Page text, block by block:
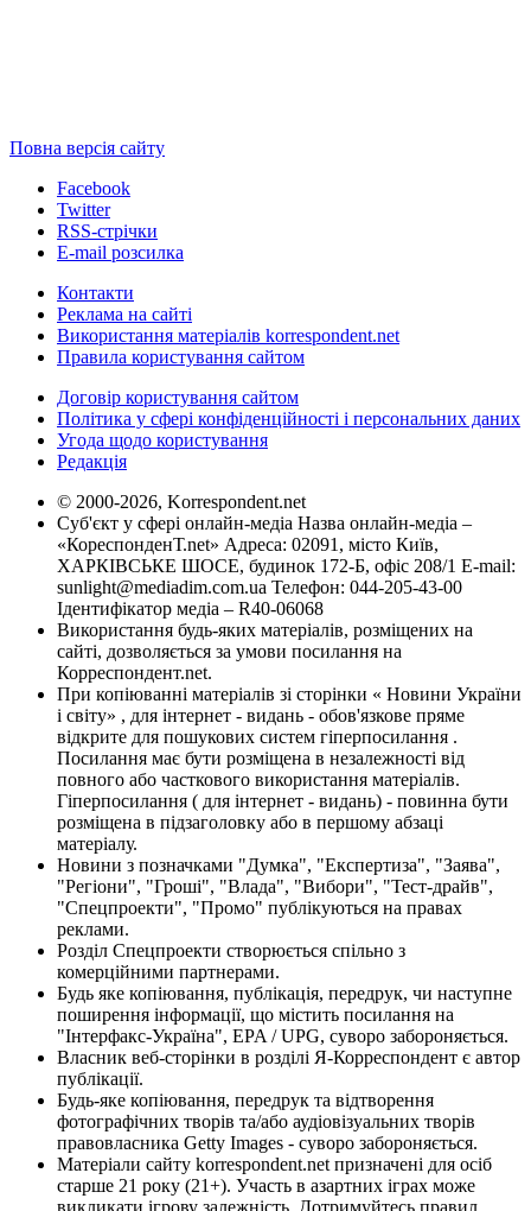
Повна версія сайту
Facebook
Twitter
RSS-стрічки
E-mail розсилка
Контакти
Реклама на сайті
Використання матеріалів korrespondent.net
Правила користування сайтом
Договір користування сайтом
Політика у сфері конфіденційності і персональних даних
Угода щодо користування
Редакція
© 2000-2026, Korrespondent.net
Суб'єкт у сфері онлайн-медіа Назва онлайн-медіа –
«КореспонденТ.net» Адреса: 02091, місто Київ,
ХАРКІВСЬКЕ ШОСЕ, будинок 172-Б, офіс 208/1 E-mail:
sunlight@mediadim.com.ua Телефон: 044-205-43-00
Ідентифікатор медіа – R40-06068
Використання будь-яких матеріалів, розміщених на
сайті, дозволяється за умови посилання на
Корреспондент.net.
При копіюванні матеріалів зі сторінки « Новини України
і світу» , для інтернет - видань - обов'язкове пряме
відкрите для пошукових систем гіперпосилання .
Посилання має бути розміщена в незалежності від
повного або часткового використання матеріалів.
Гіперпосилання ( для інтернет - видань) - повинна бути
розміщена в підзаголовку або в першому абзаці
матеріалу.
Новини з позначками "Думка", "Експертиза", "Заява",
"Регіони", "Гроші", "Влада", "Вибори", "Тест-драйв",
"Спецпроекти", "Промо" публікуються на правах
реклами.
Розділ Спецпроекти створюється спільно з
комерційними партнерами.
Будь яке копіювання, публікація, передрук, чи наступне
поширення інформації, що містить посилання на
"Інтерфакс-Україна", EPA / UPG, суворо забороняється.
Власник веб-сторінки в розділі Я-Корреспондент є автор
публікації.
Будь-яке копіювання, передрук та відтворення
фотографічних творів та/або аудіовізуальних творів
правовласника Getty Images - суворо забороняється.
Матеріали сайту korrespondent.net призначені для осіб
старше 21 року (21+). Участь в азартних іграх може
викликати ігрову залежність. Дотримуйтесь правил